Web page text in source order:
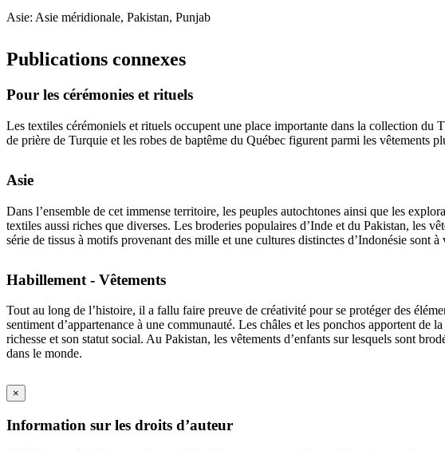
Asie: Asie méridionale, Pakistan, Punjab
Publications connexes
Pour les cérémonies et rituels
Les textiles cérémoniels et rituels occupent une place importante dans la collection du
de prière de Turquie et les robes de baptême du Québec figurent parmi les vêtements
Asie
Dans l’ensemble de cet immense territoire, les peuples autochtones ainsi que les
textiles aussi riches que diverses. Les broderies populaires d’Inde et du Pakistan, les
série de tissus à motifs provenant des mille et une cultures distinctes d’Indonésie sont
Habillement - Vêtements
Tout au long de l’histoire, il a fallu faire preuve de créativité pour se protéger des
sentiment d’appartenance à une communauté. Les châles et les ponchos apportent
richesse et son statut social. Au Pakistan, les vêtements d’enfants sur lesquels sont
dans le monde.
×
Information sur les droits d’auteur